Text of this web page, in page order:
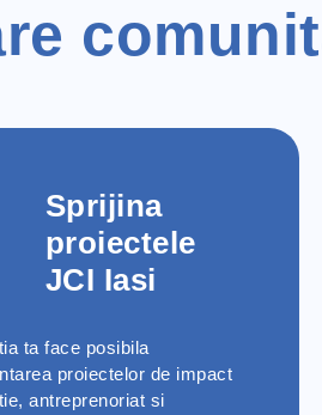
Sprijina
proiectele
JCI Iasi
ta face posibila
proiectelor de impact
antreprenoriat si